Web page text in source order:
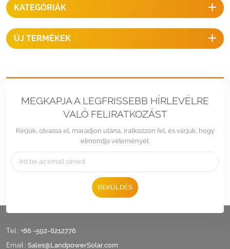
KATEGÓRIÁK
ÚJ TERMÉKEK
MEGKAPJA A LEGFRISSEBB HÍRLEVÉLRE
VALÓ FELIRATKOZÁST
Kérjük, olvassa el, maradjon utána, iratkozzon fel, és várjuk, hogy
elmondja véleményét.
BEKÜLDÉS
Tel : +86 -592-6212776
Email : Sales@LandpowerSolar.com